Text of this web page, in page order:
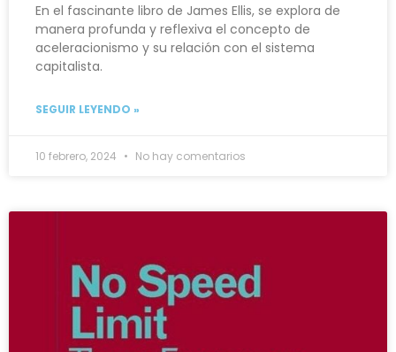
En el fascinante libro de James Ellis, se explora de
manera profunda y reflexiva el concepto de
aceleracionismo y su relación con el sistema
capitalista.
SEGUIR LEYENDO »
10 febrero, 2024 No hay comentarios